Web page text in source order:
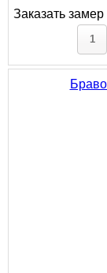
Заказать замер